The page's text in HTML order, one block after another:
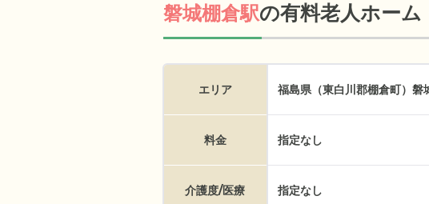
磐城棚倉駅の有料老人ホーム
エリア 福島県（東白川郡棚倉町） 磐
料金 指定なし
介護度/医療 指定なし